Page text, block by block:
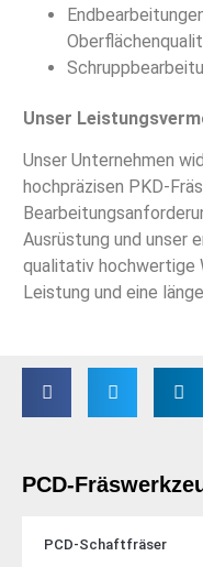
Unser
Unser Unternehmen
hochpräzisen PKD-
Ausrüstung und unser
qualitativ hochwertige
Leistung und eine
PCD-
PCD-Schaftfräser